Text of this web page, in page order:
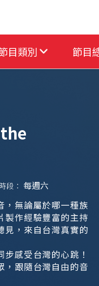
目類別 節目
段： 每週六
，無論屬於哪一種族
製作經驗豐富的主持
見，來自台灣真實的
感受台灣的心跳！
，跟隨台灣自由的音